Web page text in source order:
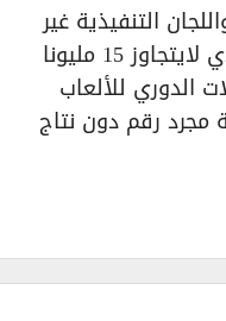
التنفيذية غير
قادرة على دعمها ونتمنى من المعنيين العمل على تعديل ورفع قيمة بند دعم الأندية الذي لايتجاوز 15 مليونا
الدوري للألعاب
مجرد رقم دون نتاج